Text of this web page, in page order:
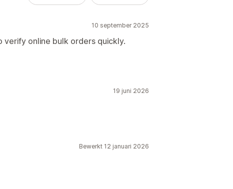
10 september 2025
verify online bulk orders quickly.
19 juni 2026
Bewerkt 12 januari 2026